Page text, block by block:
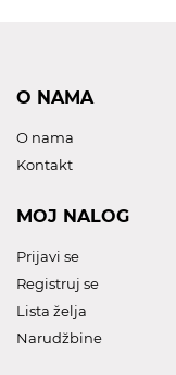
O NAMA
O nama
Kontakt
MOJ NALOG
Prijavi se
Registruj se
Lista želja
Narudžbine